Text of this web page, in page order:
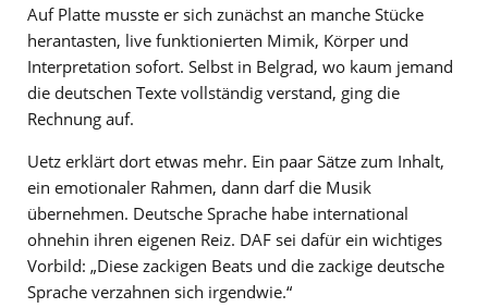
Auf Platte musste er sich zunächst an manche Stücke
herantasten, live funktionierten Mimik, Körper und
Interpretation sofort. Selbst in Belgrad, wo kaum jemand
die deutschen Texte vollständig verstand, ging die
Rechnung auf.
Uetz erklärt dort etwas mehr. Ein paar Sätze zum Inhalt,
ein emotionaler Rahmen, dann darf die Musik
übernehmen. Deutsche Sprache habe international
ohnehin ihren eigenen Reiz. DAF sei dafür ein wichtiges
Vorbild: „Diese zackigen Beats und die zackige deutsche
Sprache verzahnen sich irgendwie.“